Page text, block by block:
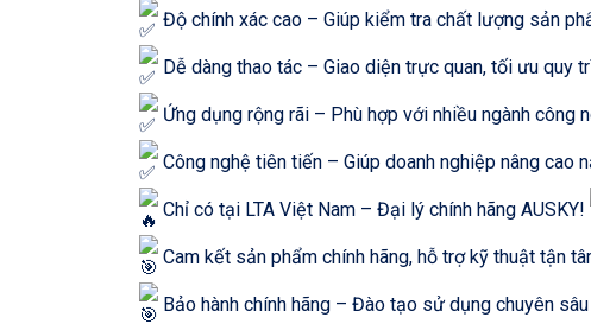
Độ chính xác cao – Giúp kiểm tra chất lượng sản
Dễ dàng thao tác – Giao diện trực quan, tối ưu quy
Ứng dụng rộng rãi – Phù hợp với nhiều ngành công
Công nghệ tiên tiến – Giúp doanh nghiệp nâng cao
Chỉ có tại LTA Việt Nam – Đại lý chính hãng AUSKY!
Cam kết sản phẩm chính hãng, hỗ trợ kỹ thuật tận
Bảo hành chính hãng – Đào tạo sử dụng chuyên sâu